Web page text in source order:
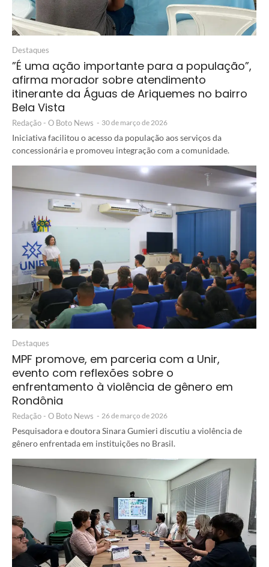
Destaques
”É uma ação importante para a população”,
afirma morador sobre atendimento
itinerante da Águas de Ariquemes no bairro
Bela Vista
Redação - O Boto News - 30 de março de 2026
Iniciativa facilitou o acesso da população aos serviços da
concessionária e promoveu integração com a comunidade.
Destaques
MPF promove, em parceria com a Unir,
evento com reflexões sobre o
enfrentamento à violência de gênero em
Rondônia
Redação - O Boto News - 26 de março de 2026
Pesquisadora e doutora Sinara Gumieri discutiu a violência de
gênero enfrentada em instituições no Brasil.